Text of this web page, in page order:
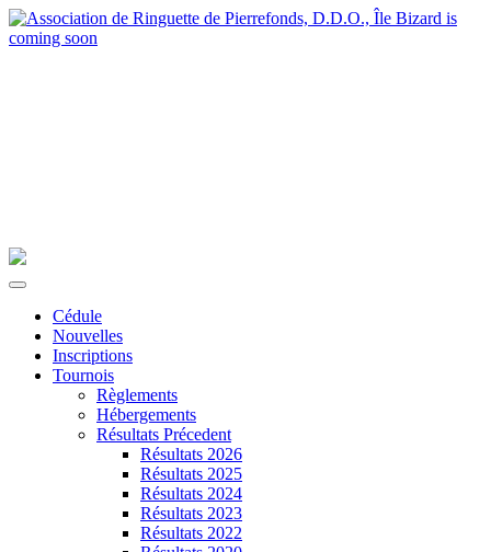
Cédule
Nouvelles
Inscriptions
Tournois
Règlements
Hébergements
Résultats Précedent
Résultats 2026
Résultats 2025
Résultats 2024
Résultats 2023
Résultats 2022